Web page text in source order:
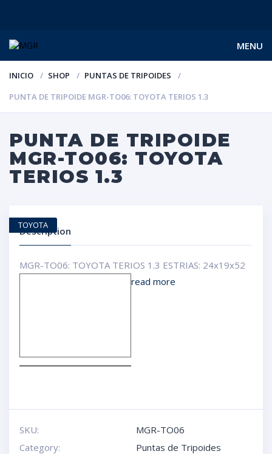
MENU
INICIO SHOP
PUNTAS DE TRIPOIDES
PUNTA DE TRIPOIDE MGR-TO06: TOYOTA TERIOS 1.3
PUNTA DE TRIPOIDE
MGR-TO06: TOYOTA
TERIOS 1.3
Description
MGR-TO06: TOYOTA TERIOS 1.3 ESTRIAS: 24x19x52
read more
SKU:
MGR-TO06
Category:
Puntas de Tripoides
TOYOTA